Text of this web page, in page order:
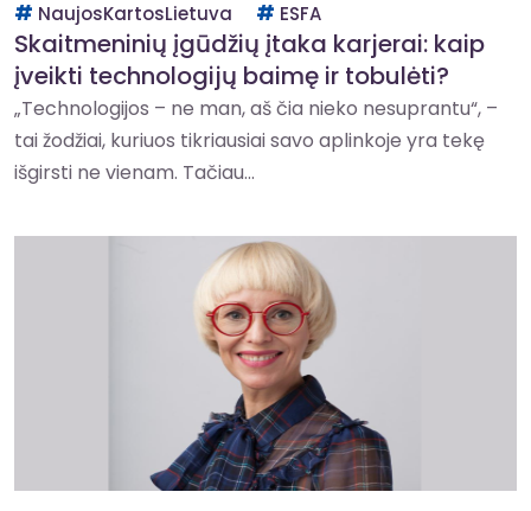
NaujosKartosLietuva
ESFA
Skaitmeninių įgūdžių įtaka karjerai: kaip
įveikti technologijų baimę ir tobulėti?
„Technologijos – ne man, aš čia nieko nesuprantu“, –
tai žodžiai, kuriuos tikriausiai savo aplinkoje yra tekę
išgirsti ne vienam. Tačiau...